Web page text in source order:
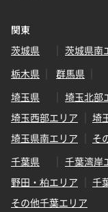
関東
茨城県
茨城県南
栃木県
群馬県
埼玉県
埼玉北部
埼玉西部エリア
埼
埼玉県南エリア
そ
千葉県
千葉湾岸
野田・柏エリア
千
その他千葉エリア